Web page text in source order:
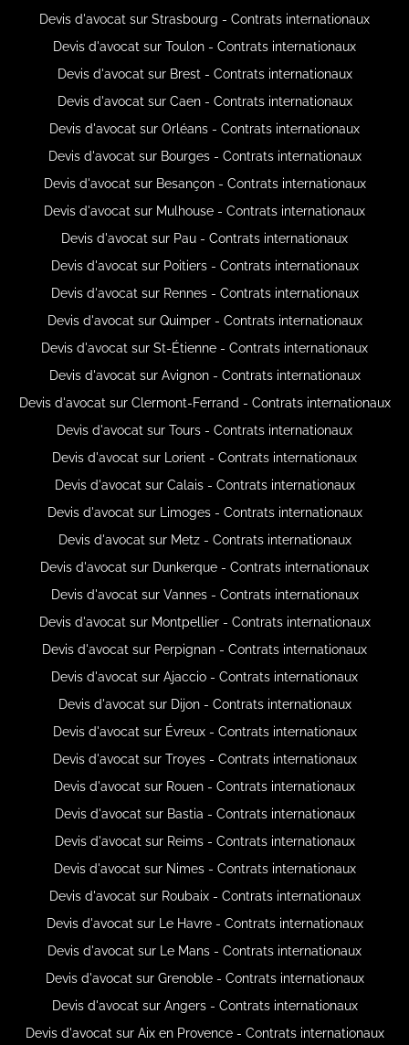
Devis d'avocat sur Strasbourg - Contrats internationaux
Devis d'avocat sur Toulon - Contrats internationaux
Devis d'avocat sur Brest - Contrats internationaux
Devis d'avocat sur Caen - Contrats internationaux
Devis d'avocat sur Orléans - Contrats internationaux
Devis d'avocat sur Bourges - Contrats internationaux
Devis d'avocat sur Besançon - Contrats internationaux
Devis d'avocat sur Mulhouse - Contrats internationaux
Devis d'avocat sur Pau - Contrats internationaux
Devis d'avocat sur Poitiers - Contrats internationaux
Devis d'avocat sur Rennes - Contrats internationaux
Devis d'avocat sur Quimper - Contrats internationaux
Devis d'avocat sur St-Étienne - Contrats internationaux
Devis d'avocat sur Avignon - Contrats internationaux
Devis d'avocat sur Clermont-Ferrand - Contrats internationaux
Devis d'avocat sur Tours - Contrats internationaux
Devis d'avocat sur Lorient - Contrats internationaux
Devis d'avocat sur Calais - Contrats internationaux
Devis d'avocat sur Limoges - Contrats internationaux
Devis d'avocat sur Metz - Contrats internationaux
Devis d'avocat sur Dunkerque - Contrats internationaux
Devis d'avocat sur Vannes - Contrats internationaux
Devis d'avocat sur Montpellier - Contrats internationaux
Devis d'avocat sur Perpignan - Contrats internationaux
Devis d'avocat sur Ajaccio - Contrats internationaux
Devis d'avocat sur Dijon - Contrats internationaux
Devis d'avocat sur Évreux - Contrats internationaux
Devis d'avocat sur Troyes - Contrats internationaux
Devis d'avocat sur Rouen - Contrats internationaux
Devis d'avocat sur Bastia - Contrats internationaux
Devis d'avocat sur Reims - Contrats internationaux
Devis d'avocat sur Nimes - Contrats internationaux
Devis d'avocat sur Roubaix - Contrats internationaux
Devis d'avocat sur Le Havre - Contrats internationaux
Devis d'avocat sur Le Mans - Contrats internationaux
Devis d'avocat sur Grenoble - Contrats internationaux
Devis d'avocat sur Angers - Contrats internationaux
Devis d'avocat sur Aix en Provence - Contrats internationaux